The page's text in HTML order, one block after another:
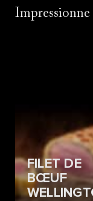
Impressionne
FILET DE
BŒUF